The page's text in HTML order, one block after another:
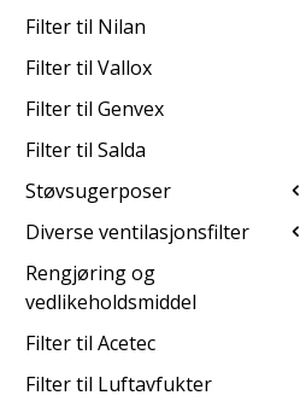
Filter til Nilan
Filter til Vallox
Filter til Genvex
Filter til Salda
Støvsugerposer
Diverse ventilasjonsfilter
Rengjøring og
vedlikeholdsmiddel
Filter til Acetec
Filter til Luftavfukter